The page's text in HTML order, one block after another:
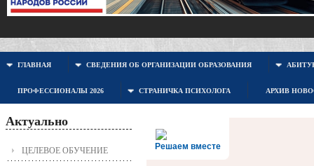
ГЛАВНАЯ СВЕДЕНИЯ ОБ ОРГАНИЗАЦИИ ОБРАЗОВАНИЯ
ПРОФЕССИОНАЛЫ 2026 СТРАНИЧКА ПСИХОЛОГА АРХИВ
Актуально
ЦЕЛЕВОЕ ОБУЧЕНИЕ Решаем вместе